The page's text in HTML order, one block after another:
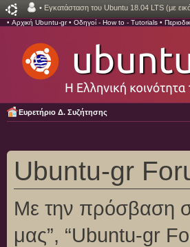
• Εγκατάσταση του Ubuntu 18.04 LTS (με
• Αρχική Ubuntu-gr• Οδηγοί - How to - Tutorials •
Ευρετήριο Δ. Συζήτησης
Ubuntu-gr
Με την πρόσβαση
μας”, “Ubuntu-gr